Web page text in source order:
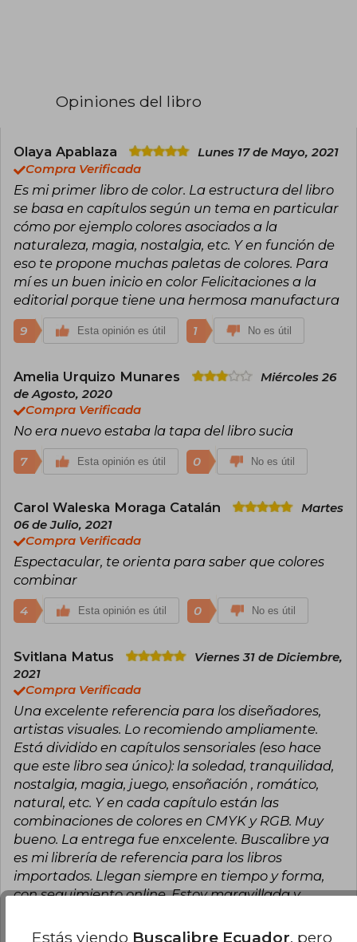
Opiniones del libro
Olaya Apablaza
Lunes 17 de Mayo, 2021
Compra Verificada
Es mi primer libro de color. La estructura del libro
se basa en capítulos según un tema en particular
cómo por ejemplo colores asociados a la
naturaleza, magia, nostalgia, etc. Y en función de
eso te propone muchas paletas de colores. Para
mí es un buen inicio en color Felicitaciones a la
editorial porque tiene una hermosa manufactura
9 Esta opinión es útil 1 No es útil
Amelia Urquizo Munares
Miércoles 26
de Agosto, 2020
Compra Verificada
No era nuevo estaba la tapa del libro sucia
7 Esta opinión es útil 0 No es útil
Carol Waleska Moraga Catalán
Martes
06 de Julio, 2021
Compra Verificada
Espectacular, te orienta para saber que colores
combinar
4 Esta opinión es útil 0 No es útil
Svitlana Matus
Viernes 31 de Diciembre,
2021
Compra Verificada
Una excelente referencia para los diseñadores,
artistas visuales. Lo recomiendo ampliamente.
Está dividido en capítulos sensoriales (eso hace
que este libro sea único): la soledad, tranquilidad,
nostalgia, magia, juego, ensoñación , romático,
natural, etc. Y en cada capítulo están las
combinaciones de colores en CMYK y RGB. Muy
bueno. La entrega fue enxcelente. Buscalibre ya
es mi librería de referencia para los libros
importados. Llegan siempre en tiempo y forma,
con seguimiento online, Estoy maravillada y
Estás viendo Buscalibre Ecuador, pero